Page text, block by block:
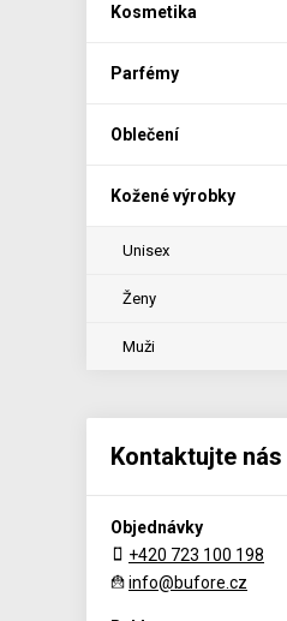
Kosmetika
Parfémy
Oblečení
Kožené výrobky
Unisex
Ženy
Muži
Kontaktujte nás
Objednávky
+420 723 100 198
info@bufore.cz